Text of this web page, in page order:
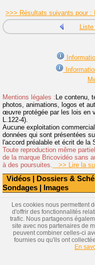
Vidéos | Dossiers &
Sondages | Images
>>> Résultats suivants pour :
Mentions légales : Le contenu,
photos, animations, logos et
œuvre protégée par les lois en
L.122-4).
Aucune exploitation
données qui sont présentées
l'accord préalable et écrit de la
Toute reproduction même
de la marque Bricovidéo sans
à des poursuites. >> Lire la
Les cookies nous permettent
d'offrir des fonctionnalités
trafic. Nous partageons
site avec nos partenaires de
peuvent combiner celles-ci
fournies ou qu'ils ont
En